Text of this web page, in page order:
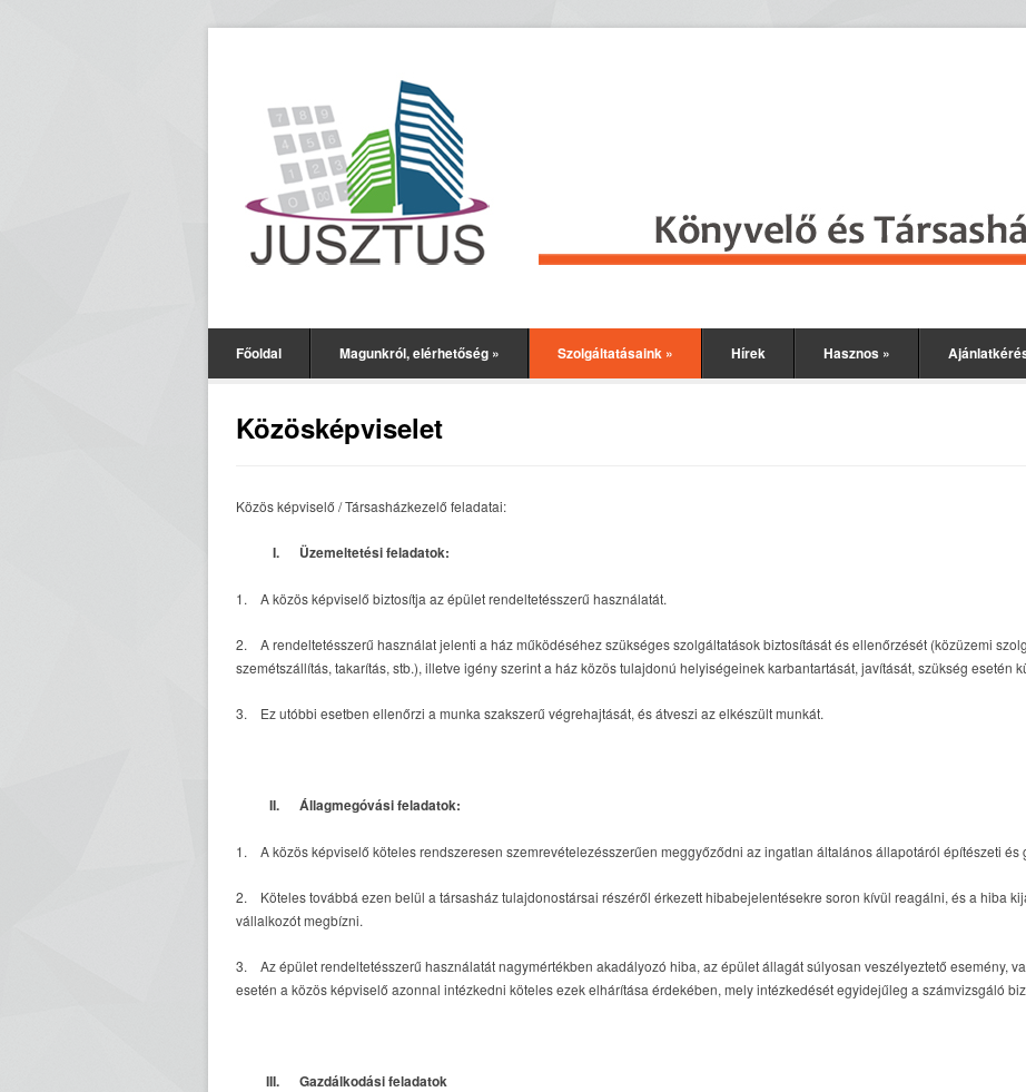
Főoldal Magunkról, elérhetőség » Szolgáltatásaink » Hírek Hasznos »
Közösképviselet
Közös képviselő / Társasházkezelő feladatai:
I. Üzemeltetési feladatok:
1. A közös képviselő biztosítja az épület rendeltetésszerű használatát.
2. A rendeltetésszerű használat jelenti a ház működéséhez szükséges szolgáltatások biztosítását és ellenőrzését (közüzemi
szemétszállítás, takarítás, stb.), illetve igény szerint a ház közös tulajdonú helyiségeinek karbantartását, javítását, szükség esetén
3. Ez utóbbi esetben ellenőrzi a munka szakszerű végrehajtását, és átveszi az elkészült munkát.
II. Állagmegóvási feladatok:
1. A közös képviselő köteles rendszeresen szemrevételezésszerűen meggyőződni az ingatlan általános állapotáról építészeti és
2. Köteles továbbá ezen belül a társasház tulajdonostársai részéről érkezett hibabejelentésekre soron kívül reagálni, és a hiba
vállalkozót megbízni.
3. Az épület rendeltetésszerű használatát nagymértékben akadályozó hiba, az épület állagát súlyosan veszélyeztető esemény,
esetén a közös képviselő azonnal intézkedni köteles ezek elhárítása érdekében, mely intézkedését egyidejűleg a számvizsgáló
III. Gazdálkodási feladatok